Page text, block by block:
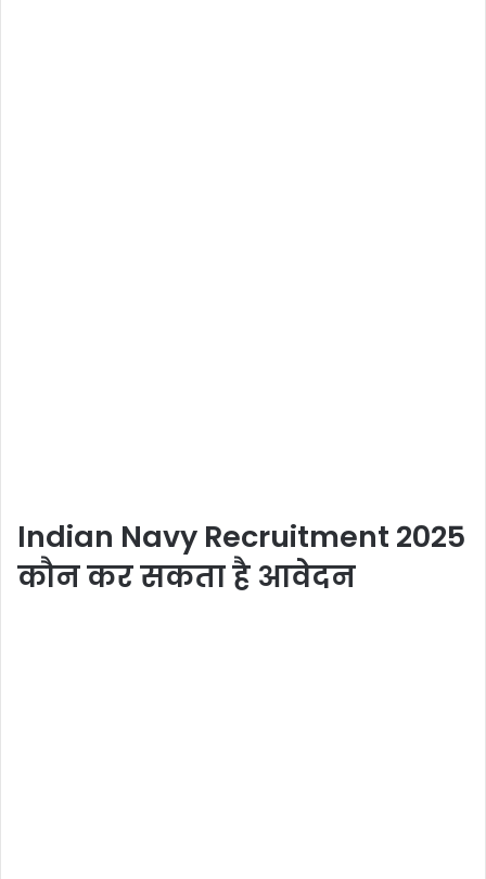
Indian Navy Recruitment 2025
कौन कर सकता है आवेदन